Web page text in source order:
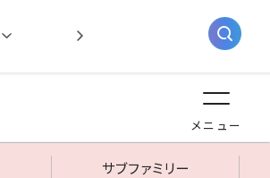
メニュー
サブファミリー